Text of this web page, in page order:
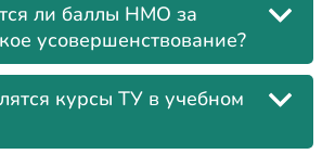
ли баллы НМО за
усовершенствование?
курсы ТУ в учебном